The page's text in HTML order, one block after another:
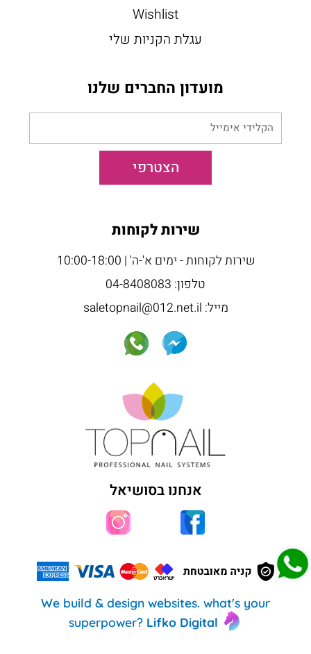
Wishlist
עגלת הקניות שלי
מועדון החברים שלנו
הקלידי
אימייל
הצטרפי
שירות לקוחות
שירות לקוחות - ימים א'-ה' | 10:00-18:00
טלפון: 04-8408083
מייל: saletopnail@012.net.il
אנחנו בסושיאל
We build & design websites. what's your
superpower? Lifko Digital